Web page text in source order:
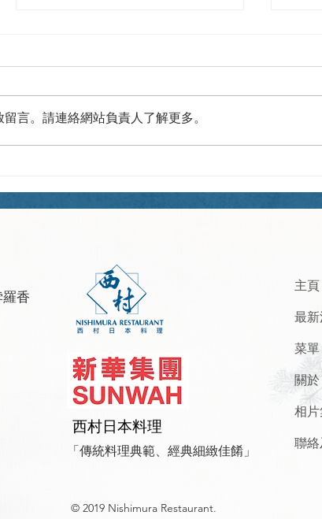
言。請連絡網站負責人了解更多。
香
西村日本料理
「傳統料理典範、經典細緻佳餚」
© 2019 Nishimura Restaurant.
主頁
最
菜單
關於
相
聯